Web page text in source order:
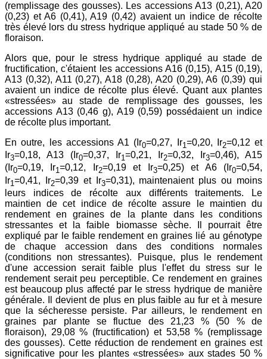
(remplissage des gousses). Les accessions A13 (0,21), A20
(0,23) et A6 (0,41), A19 (0,42) avaient un indice de récolte
très élevé lors du stress hydrique appliqué au stade 50 % de
floraison.
Alors que, pour le stress hydrique appliqué au stade de
fructification, c'étaient les accessions A16 (0,15), A15 (0,19),
A13 (0,32), A11 (0,27), A18 (0,28), A20 (0,29), A6 (0,39) qui
avaient un indice de récolte plus élevé. Quant aux plantes
«stressées» au stade de remplissage des gousses, les
accessions A13 (0,46 g), A19 (0,59) possédaient un indice
de récolte plus important.
En outre, les accessions A1 (Ir0=0,27, Ir1=0,20, Ir2=0,12 et
Ir3=0,18, A13 (Ir0=0,37, Ir1=0,21, Ir2=0,32, Ir3=0,46), A15
(Ir0=0,19, Ir1=0,12, Ir2=0,19 et Ir3=0,25) et A6 (Ir0=0,54,
Ir1 =0,41, Ir2=0,39 et Ir3=0,31), maintenaient plus ou moins
leurs indices de récolte aux différents traitements. Le
maintien de cet indice de récolte assure le maintien du
rendement en graines de la plante dans les conditions
stressantes et la faible biomasse sèche. Il pourrait être
expliqué par le faible rendement en graines lié au génotype
de chaque accession dans des conditions normales
(conditions non stressantes). Puisque, plus le rendement
d'une accession serait faible plus l'effet du stress sur le
rendement serait peu perceptible. Ce rendement en graines
est beaucoup plus affecté par le stress hydrique de manière
générale. Il devient de plus en plus faible au fur et à mesure
que la sécheresse persiste. Par ailleurs, le rendement en
graines par plante se fluctue des 21,23 % (50 % de
floraison), 29,08 % (fructification) et 53,58 % (remplissage
des gousses). Cette réduction de rendement en graines est
significative pour les plantes «stressées» aux stades 50 %